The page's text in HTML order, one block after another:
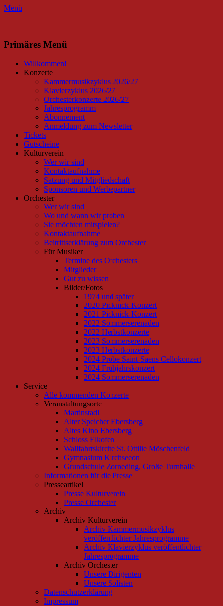
Menü
Primäres Menü
Zum
Inhalt
Willkommen!
Konzerte
Kammermusikzyklus 2026/27
Klavierzyklus 2026/27
Orchesterkonzerte 2026/27
Jahresprogramm
Abonnement
Anmeldung zum Newsletter
Tickets
Gutscheine
Kulturverein
Wer wir sind
Kontaktaufnahme
Satzung und Mitgliedschaft
Sponsoren und Werbepartner
Orchester
Wer wir sind
Wo und wann wir proben
Sie möchten mitspielen?
Kontaktaufnahme
Beitrittserklärung zum Orchester
Für Musiker
Termine des Orchesters
Mitglieder
Gut zu wissen
Bilder/Fotos
1974 und später
2020 Picknick-Konzert
2021 Picknick-Konzert
2022 Sommerserenaden
2022 Herbstkonzerte
2023 Sommerserenaden
2023 Herbstkonzerte
2024 Probe Saint-Saens Cellokonzert
2024 Frühjahrskonzert
2024 Sommerserenaden
Service
Alle kommenden Konzerte
Veranstaltungsorte
Martinstadl
Alter Speicher Ebersberg
Altes Kino Ebersberg
Schloss Elkofen
Wallfahrtskirche St. Ottilie Möschenfeld
Gymnasium Kirchseeon
Grundschule Zorneding, Große Turnhalle
Informationen für die Presse
Presseartikel
Presse Kulturverein
Presse Orchester
Archiv
Archiv Kulturverein
Archiv Kammermusikzyklus
veröffentlichter Jahresprogramme
Archiv Klavierzyklus veröffentlichter
Jahresprogramme
Archiv Orchester
Unsere Dirigenten
Unsere Solisten
Datenschutzerklärung
Impressum